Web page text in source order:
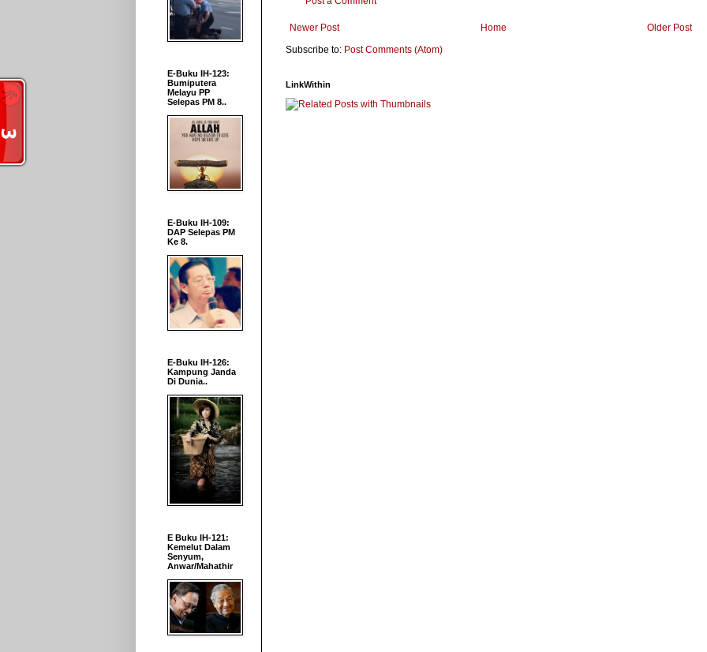
Newer Post Older Post
Home
Subscribe to: Post Comments (Atom)
LinkWithin
E-Buku IH-123:
Bumiputera
Melayu PP
Selepas PM 8..
E-Buku IH-109:
DAP Selepas PM
Ke 8.
E-Buku IH-126:
Kampung Janda
Di Dunia..
E Buku IH-121:
Kemelut Dalam
Senyum,
Anwar/Mahathir